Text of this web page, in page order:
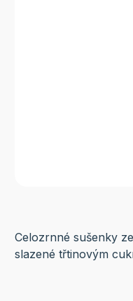
Celozrnné sušenky
slazené třtinovým